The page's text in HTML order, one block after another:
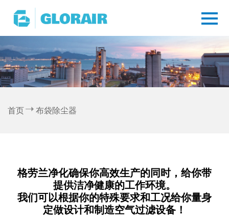
首页 布袋除尘器
格劳兰净化确保你高效生产的同时，给你带
提供洁净健康的工作环境。
我们可以根据你的特殊要求和工况给你量身
定做设计和制造空气过滤设备！